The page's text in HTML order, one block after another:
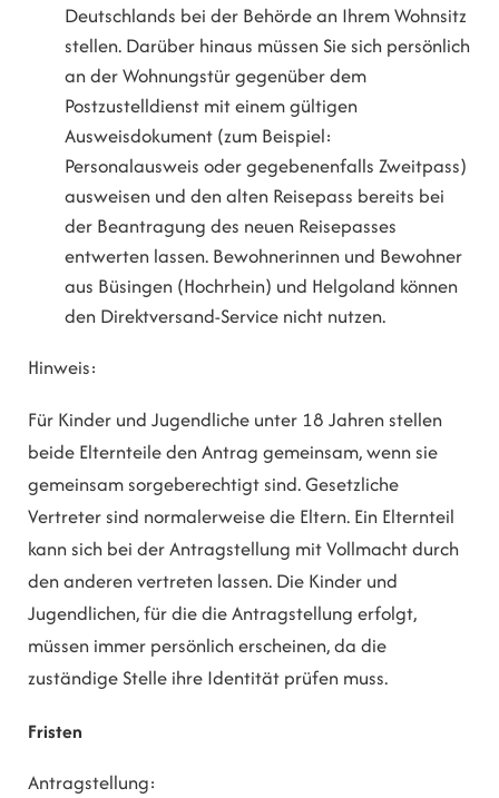
Deutschlands bei der Behörde an Ihrem Wohnsitz
stellen. Darüber hinaus müssen Sie sich persönlich
an der Wohnungstür gegenüber dem
Postzustelldienst mit einem gültigen
Ausweisdokument (zum Beispiel:
Personalausweis oder gegebenenfalls Zweitpass)
ausweisen und den alten Reisepass bereits bei
der Beantragung des neuen Reisepasses
entwerten lassen. Bewohnerinnen und Bewohner
aus Büsingen (Hochrhein) und Helgoland können
den Direktversand-Service nicht nutzen.
Hinweis:
Für Kinder und Jugendliche unter 18 Jahren stellen
beide Elternteile den Antrag gemeinsam, wenn sie
gemeinsam sorgeberechtigt sind.Gesetzliche
Vertreter sind normalerweise die Eltern. Ein Elternteil
kann sich bei der Antragstellung mit Vollmacht durch
den anderen vertreten lassen. Die Kinder und
Jugendlichen, für die die Antragstellung erfolgt,
müssen immer persönlich erscheinen, da die
zuständige Stelle ihre Identität prüfen muss.
Fristen
Antragstellung: